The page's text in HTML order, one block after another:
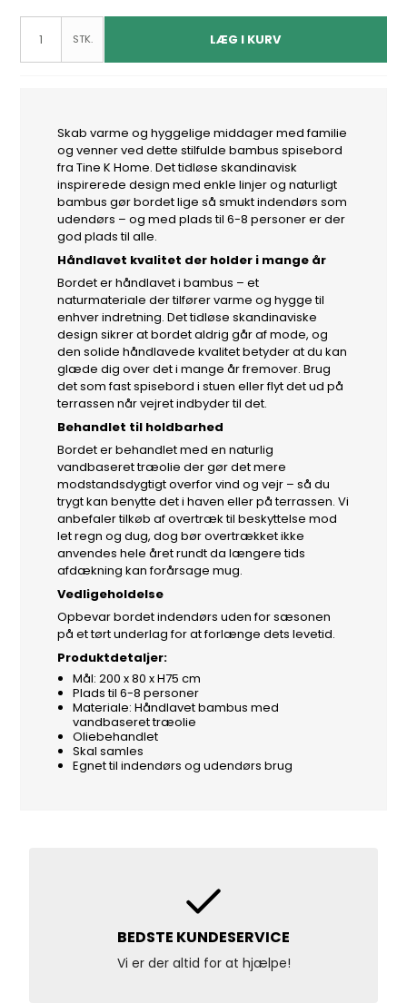
STK. LÆG I KURV
Skab varme og hyggelige middager med familie
og venner ved dette stilfulde bambus spisebord
fra Tine K Home. Det tidløse skandinavisk
inspirerede design med enkle linjer og naturligt
bambus gør bordet lige så smukt indendørs som
udendørs – og med plads til 6-8 personer er der
god plads til alle.
Håndlavet kvalitet der holder i mange år
Bordet er håndlavet i bambus – et
naturmateriale der tilfører varme og hygge til
enhver indretning. Det tidløse skandinaviske
design sikrer at bordet aldrig går af mode, og
den solide håndlavede kvalitet betyder at du kan
glæde dig over det i mange år fremover. Brug
det som fast spisebord i stuen eller flyt det ud på
terrassen når vejret indbyder til det.
Behandlet til holdbarhed
Bordet er behandlet med en naturlig
vandbaseret træolie der gør det mere
modstandsdygtigt overfor vind og vejr – så du
trygt kan benytte det i haven eller på terrassen. Vi
anbefaler tilkøb af overtræk til beskyttelse mod
let regn og dug, dog bør overtrækket ikke
anvendes hele året rundt da længere tids
afdækning kan forårsage mug.
Vedligeholdelse
Opbevar bordet indendørs uden for sæsonen
på et tørt underlag for at forlænge dets levetid.
Produktdetaljer:
Mål: 200 x 80 x H75 cm
Plads til 6-8 personer
Materiale: Håndlavet bambus med
vandbaseret træolie
Oliebehandlet
Skal samles
Egnet til indendørs og udendørs brug
BEDSTE KUNDESERVICE
Vi er der altid for at hjælpe!